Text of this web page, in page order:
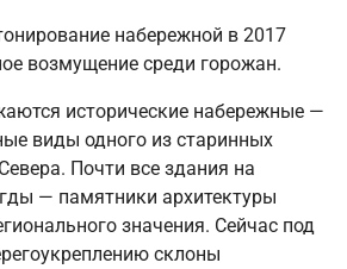
набережной в 2017
возмущение среди горожан.
исторические набережные —
виды одного из старинных
Почти все здания на
— памятники архитектуры
значения. Сейчас под
склоны